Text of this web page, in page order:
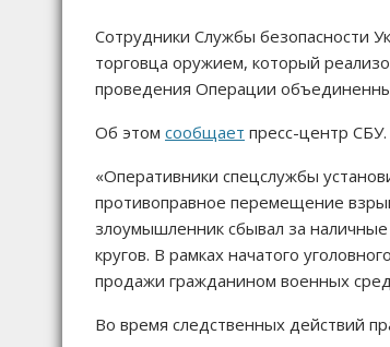
Сотрудники Службы безопасности
торговца оружием, который
проведения Операции
Об этом сообщает пресс-центр СБУ.
«Оперативники спецслужбы
противоправное перемещение
злоумышленник сбывал за
кругов. В рамках начатого
продажи гражданином военных
Во время следственных действий